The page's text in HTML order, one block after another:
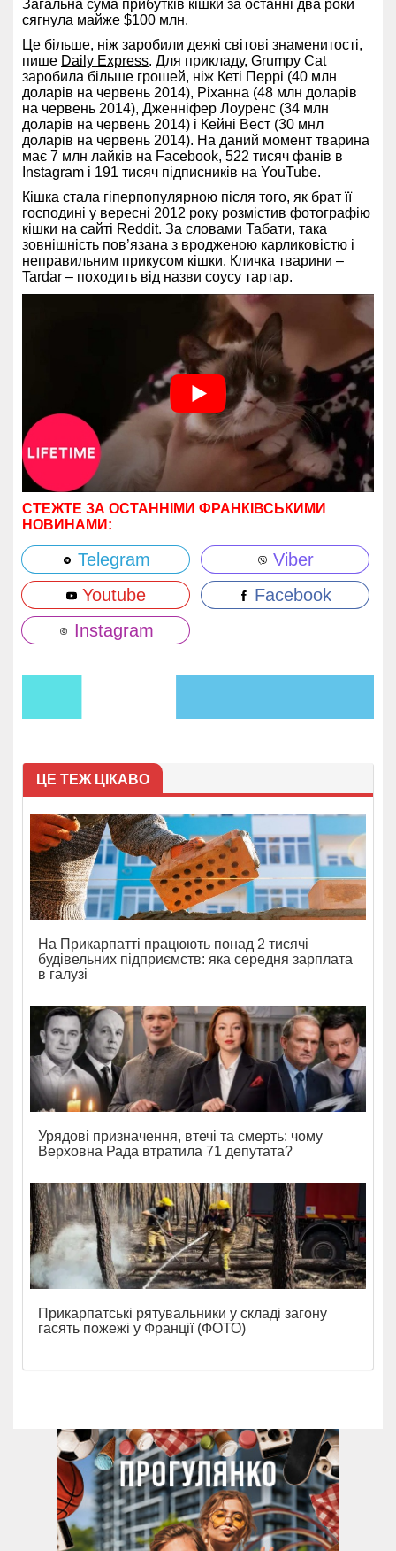
Загальна сума прибутків кішки за останні два роки
сягнула майже $100 млн.
Це більше, ніж заробили деякі світові знаменитості,
пише Daily Express. Для прикладу, Grumpy Cat
заробила більше грошей, ніж Кеті Перрі (40 млн
доларів на червень 2014), Ріханна (48 млн доларів
на червень 2014), Дженніфер Лоуренс (34 млн
доларів на червень 2014) і Кейні Вест (30 мнл
доларів на червень 2014). На даний момент тварина
має 7 млн лайків на Facebook, 522 тисяч фанів в
Instagram і 191 тисяч підписників на YouTube.
Кішка стала гіперпопулярною після того, як брат її
господині у вересні 2012 року розмістив фотографію
кішки на сайті Reddit. За словами Табати, така
зовнішність пов’язана з вродженою карликовістю і
неправильним прикусом кішки. Кличка тварини –
Tardar – походить від назви соусу тартар.
СТЕЖТЕ ЗА ОСТАННІМИ ФРАНКІВСЬКИМИ
НОВИНАМИ:
Telegram
Viber
Youtube
Facebook
Instagram
ЦЕ ТЕЖ ЦІКАВО
На Прикарпатті працюють понад 2 тисячі
будівельних підприємств: яка середня зарплата
в галузі
Урядові призначення, втечі та смерть: чому
Верховна Рада втратила 71 депутата?
Прикарпатські рятувальники у складі загону
гасять пожежі у Франції (ФОТО)